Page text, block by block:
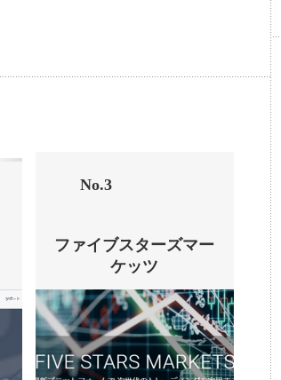
No.3
ファイブスターズマー
ケッツ